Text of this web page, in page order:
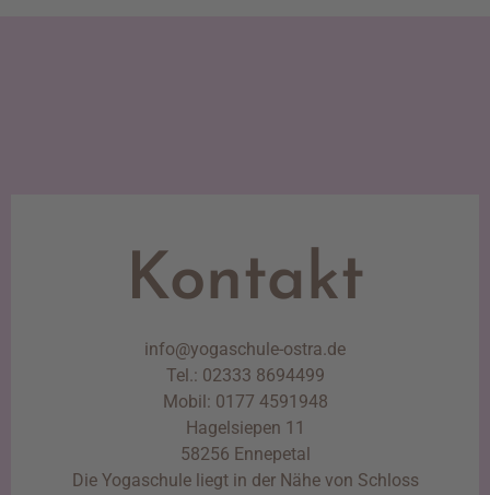
Kontakt
info@yogaschule-ostra.de
Tel.: 02333 8694499
Mobil: 0177 4591948
Hagelsiepen 11
58256 Ennepetal
Die Yogaschule liegt in der Nähe von Schloss